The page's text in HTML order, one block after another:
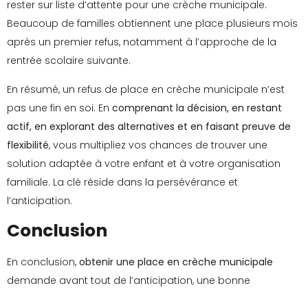
rester sur liste d’attente pour une crèche municipale.
Beaucoup de familles obtiennent une place plusieurs mois
après un premier refus, notamment à l’approche de la
rentrée scolaire suivante.
En résumé, un refus de place en crèche municipale n’est
pas une fin en soi. En comprenant la décision, en restant
actif, en explorant des alternatives et en faisant preuve de
flexibilité, vous multipliez vos chances de trouver une
solution adaptée à votre enfant et à votre organisation
familiale. La clé réside dans la persévérance et
l’anticipation.
Conclusion
En conclusion, obtenir une place en crèche municipale
demande avant tout de l’anticipation, une bonne